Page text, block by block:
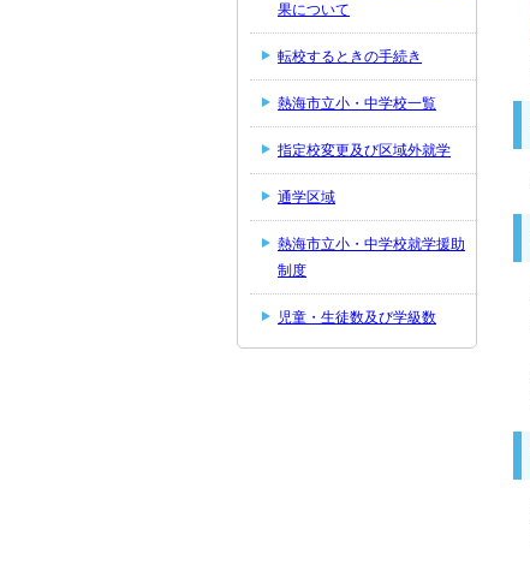
果について
転校するときの手続き
熱海市立小・中学校一覧
指定校変更及び区域外就学
通学区域
熱海市立小・中学校就学援助
制度
児童・生徒数及び学級数